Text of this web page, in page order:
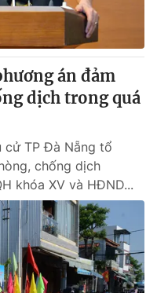
án đảm
dịch trong quá
cử TP Đà Nẵng tổ
chống dịch
khóa XV và HĐND...